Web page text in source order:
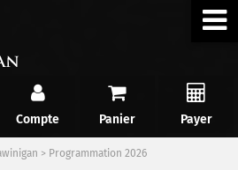
Compte Panier Payer
> Programmation 2026